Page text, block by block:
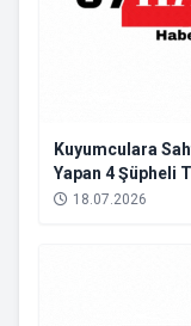
Kuyumculara
Yapan 4 Şüpheli
18.07.2026